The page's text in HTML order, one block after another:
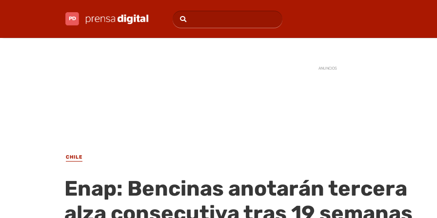
ANUNCIOS
CHILE
Enap: Bencinas anotarán tercera